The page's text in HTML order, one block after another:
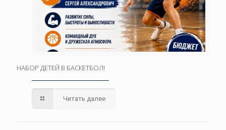
НАБОР ДЕТЕЙ В БАСКЕТБОЛ!
Читать далее